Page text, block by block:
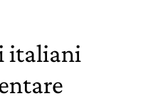
italiani